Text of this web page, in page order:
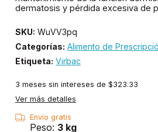
dermatosis y pérdida excesiva de
SKU: WuVV3pq
Categorías: Alimento de
Etiqueta: Virbac
3 meses sin intereses de $323.33
Ver más detalles
Envío gratis
Peso: 3 kg